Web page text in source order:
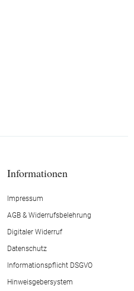
Informationen
Impressum
AGB & Widerrufsbelehrung
Digitaler Widerruf
Datenschutz
Informationspflicht DSGVO
Hinweisgebersystem